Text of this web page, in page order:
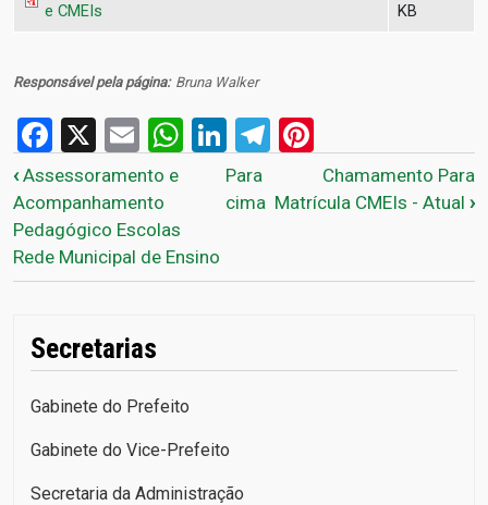
e CMEIs
KB
Responsável pela página Bruna Walker
Facebook
X EmailWhatsApp
LinkedIn
Telegram
Links de passagem do livro
‹Assessoramento e
Acompanhamento
Pedagógico Escolas
Rede Municipal de Ensino
Para
cima
Chamamento Para
Matrícula CMEIs - Atual ›
Secretarias
Gabinete do Prefeito
Gabinete do Vice-Prefeito
Secretaria da Administração